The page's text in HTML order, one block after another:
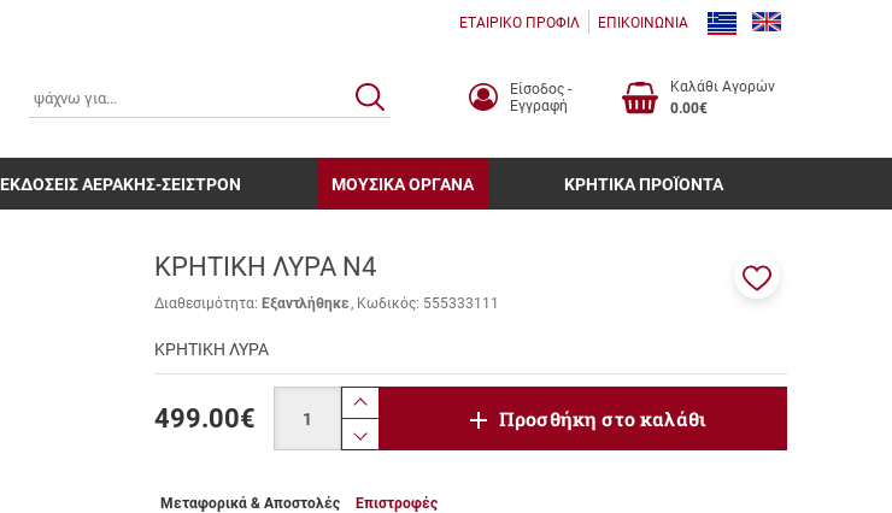
ΕΤΑΙΡΙΚΟ ΠΡΟΦΙΛ ΕΠΙΚΟΙΝΩΝΙΑ
ΑΝΑΖΗΤΗΣΗ
Είσοδος -
Εγγραφή
Καλάθι Αγορών
0.00€
ΕΚΔΟΣΕΙΣ ΑΕΡΑΚΗΣ-ΣΕΙΣΤΡΟΝ ΜΟΥΣΙΚΑ ΟΡΓΑΝΑ ΚΡΗΤΙΚΑ ΠΡΟΪΟΝΤΑ
ΚΡΗΤΙΚΗ ΛΥΡΑ Ν4
Διαθεσιμότητα: Εξαντλήθηκε Κωδικός: 555333111
ΚΡΗΤΙΚΗ ΛΥΡΑ
499.00€
product.increase.quantity
product.decrease.quantity
Προσθήκη στο καλάθι
Μεταφορικά & Αποστολές Επιστροφές